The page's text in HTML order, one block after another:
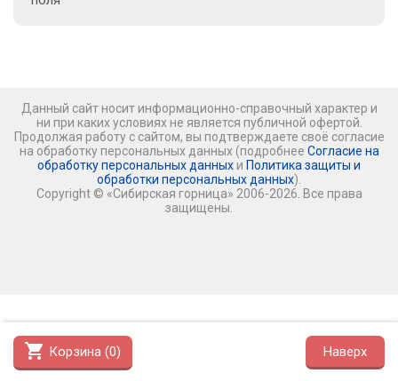
shopping_cart Корзина (0) Наверх
Данный сайт носит информационно-справочный характер и
ни при каких условиях не является публичной офертой.
Продолжая работу с сайтом, вы подтверждаете своё согласие
на обработку персональных данных (подробнее Согласие на
обработку персональных данных и Политика защиты и
обработки персональных данных).
Copyright © «Сибирская горница» 2006-2026. Все права
защищены.